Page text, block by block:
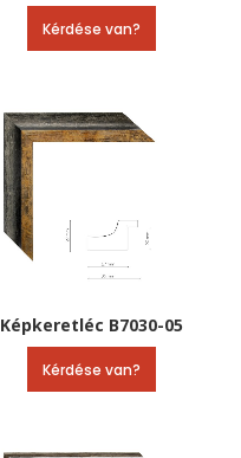
Kérdése van?
Képkeretléc B7030-05
Kérdése van?